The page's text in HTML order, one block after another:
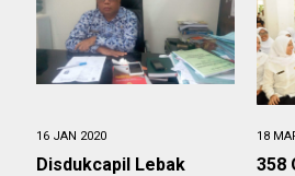
16 JAN 2020
Disdukcapil Lebak
18
358